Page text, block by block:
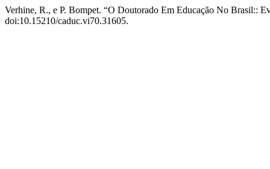
Verhine, R., e P. Bompet. “O Doutorado Em Educação No Brasil::
doi:10.15210/caduc.vi70.31605.